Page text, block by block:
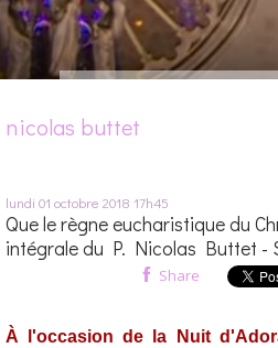
nicolas buttet
lundi 01 octobre 2018 17h45
Que le règne eucharistique du
intégrale du P. Nicolas Buttet -
Share
À l'occasion de la Nuit